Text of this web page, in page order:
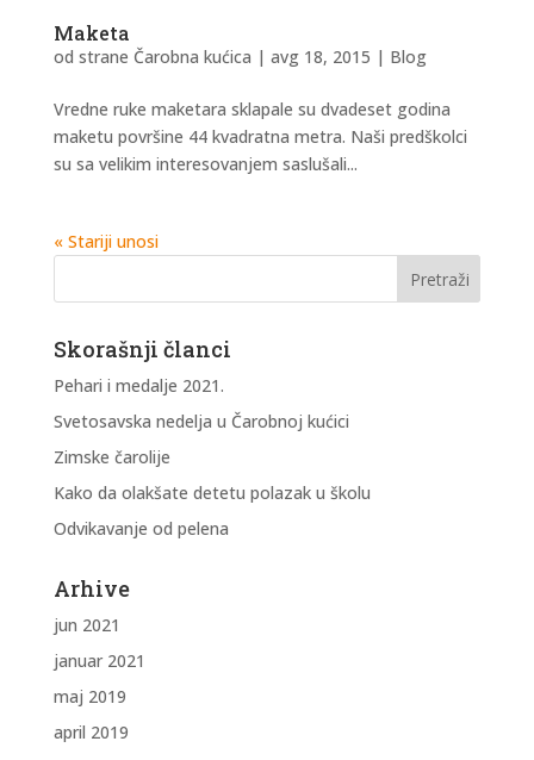
Maketa
od strane Čarobna kućica | avg 18, 2015 | Blog
Vredne ruke maketara sklapale su dvadeset godina
maketu površine 44 kvadratna metra. Naši predškolci
su sa velikim interesovanjem saslušali...
« Stariji unosi
Skorašnji članci
Pehari i medalje 2021.
Svetosavska nedelja u Čarobnoj kućici
Zimske čarolije
Kako da olakšate detetu polazak u školu
Odvikavanje od pelena
Arhive
jun 2021
januar 2021
maj 2019
april 2019